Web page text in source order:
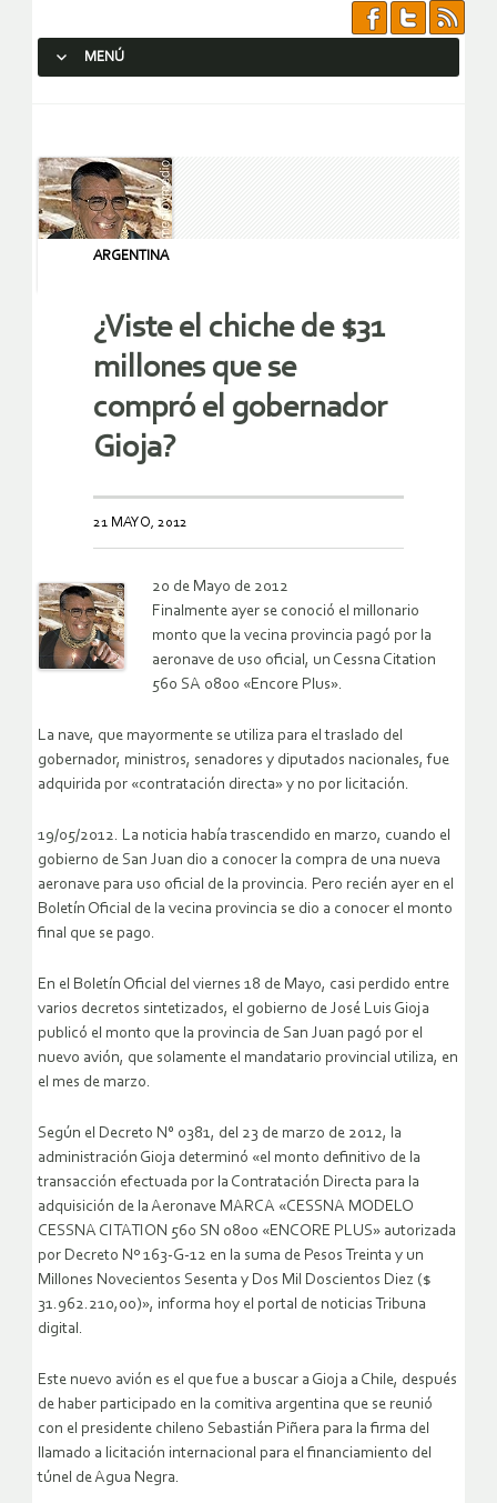
MENÚ
ARGENTINA
¿Viste el chiche de $31
millones que se
compró el gobernador
Gioja?
21 MAYO, 2012
20 de Mayo de 2012
Finalmente ayer se conoció el millonario
monto que la vecina provincia pagó por la
aeronave de uso oficial, un Cessna Citation
560 SA 0800 «Encore Plus».
La nave, que mayormente se utiliza para el traslado del
gobernador, ministros, senadores y diputados nacionales, fue
adquirida por «contratación directa» y no por licitación.
19/05/2012. La noticia había trascendido en marzo, cuando el
gobierno de San Juan dio a conocer la compra de una nueva
aeronave para uso oficial de la provincia. Pero recién ayer en el
Boletín Oficial de la vecina provincia se dio a conocer el monto
final que se pago.
En el Boletín Oficial del viernes 18 de Mayo, casi perdido entre
varios decretos sintetizados, el gobierno de José Luis Gioja
publicó el monto que la provincia de San Juan pagó por el
nuevo avión, que solamente el mandatario provincial utiliza, en
el mes de marzo.
Según el Decreto N° 0381, del 23 de marzo de 2012, la
administración Gioja determinó «el monto definitivo de la
transacción efectuada por la Contratación Directa para la
adquisición de la Aeronave MARCA «CESSNA MODELO
CESSNA CITATION 560 SN 0800 «ENCORE PLUS» autorizada
por Decreto Nº 163-G-12 en la suma de Pesos Treinta y un
Millones Novecientos Sesenta y Dos Mil Doscientos Diez ($
31.962.210,00)», informa hoy el portal de noticias Tribuna
digital.
Este nuevo avión es el que fue a buscar a Gioja a Chile, después
de haber participado en la comitiva argentina que se reunió
con el presidente chileno Sebastián Piñera para la firma del
llamado a licitación internacional para el financiamiento del
túnel de Agua Negra.